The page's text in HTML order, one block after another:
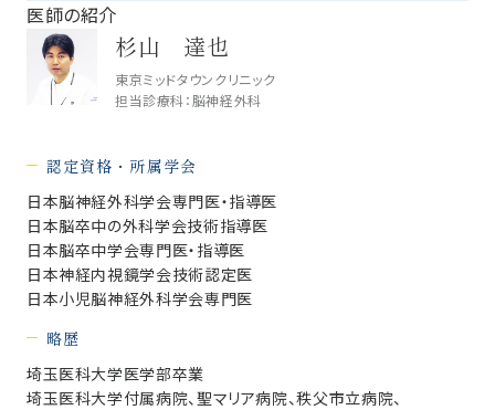
医師の紹介
杉山 達也
東京ミッドタウンクリニック
担当診療科：脳神経外科
認定資格・所属学会
日本脳神経外科学会専門医・指導医
日本脳卒中の外科学会技術指導医
日本脳卒中学会専門医・指導医
日本神経内視鏡学会技術認定医
日本小児脳神経外科学会専門医
略歴
埼玉医科大学医学部卒業
埼玉医科大学付属病院、聖マリア病院、秩父市立病院、